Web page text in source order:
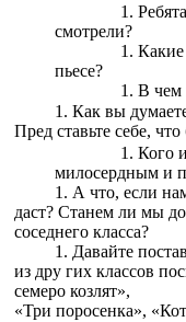
смотрели?
пьесе?
В чем
Как вы
Пред ставьте себе,
Кого
милосердным и
А что, если
даст? Станем ли мы
соседнего класса?
Давайте
из дру гих классов
семеро козлят»,
«Три поросенка»,